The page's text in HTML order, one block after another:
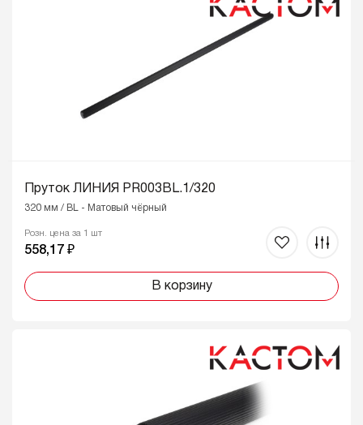
Пруток ЛИНИЯ PR003BL.1/320
320 мм / BL - Матовый чёрный
Розн. цена за 1 шт
558,17 ₽
В корзину